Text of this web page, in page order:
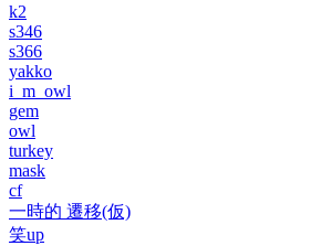
k2
s346
s366
yakko
i_m_owl
gem
owl
turkey
mask
cf
一時的 遷移(仮)
笑up